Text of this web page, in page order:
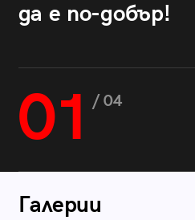
да е по-добър!
01 / 04
Галерии